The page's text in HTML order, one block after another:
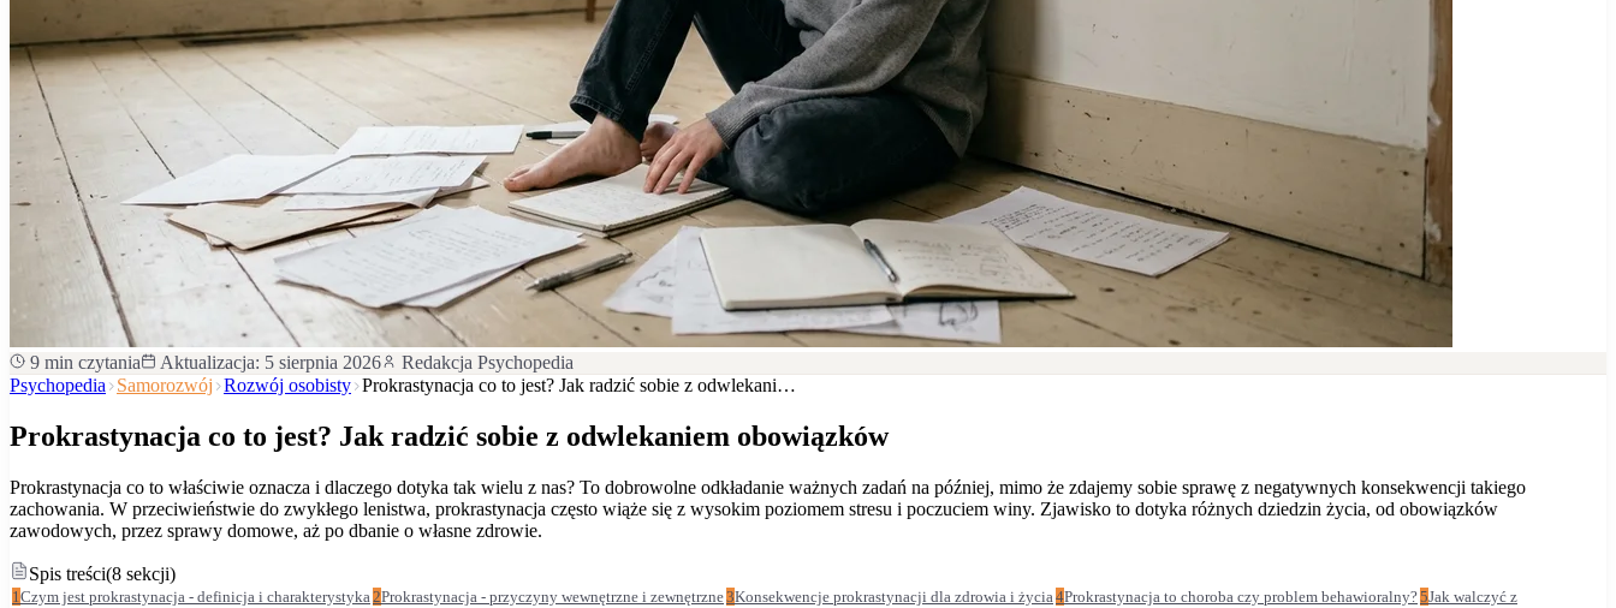
9 min czytania Aktualizacja: 5 sierpnia 2026
Redakcja Psychopedia
Psychopedia
Samorozwój Rozwój osobisty Prokrastynacja co to jest? Jak radzić sobie z odwlekani…
Prokrastynacja co to jest? Jak radzić sobie z odwlekaniem obowiązków
Prokrastynacja co to właściwie oznacza i dlaczego dotyka tak wielu z nas? To dobrowolne odkładanie ważnych zadań na później, mimo że zdajemy sobie sprawę z negatywnych konsekwencji takiego
zachowania. W przeciwieństwie do zwykłego lenistwa, prokrastynacja często wiąże się z wysokim poziomem stresu i poczuciem winy. Zjawisko to dotyka różnych dziedzin życia, od obowiązków
zawodowych, przez sprawy domowe, aż po dbanie o własne zdrowie.
Spis treści(8 sekcji)
1 Czym jest prokrastynacja - definicja i charakterystyka 2Prokrastynacja - przyczyny wewnętrzne i zewnętrzne3Konsekwencje prokrastynacji dla zdrowia i życia 4Prokrastynacja to choroba czy problem behawioralny?5Jak walczyć z